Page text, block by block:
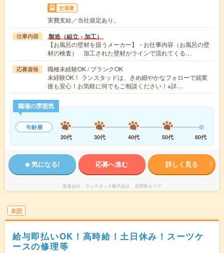
交通費
実費支給／当社規定あり。
仕事内容 製造（組立・加工）
【お風呂の壁材を扱うメーカー】・お仕事内容（お風呂の壁
材の検査） 加工された壁材がラインで流れてくる…
応募資格
職種未経験OK / ブランクOK
未経験OK！ ランスタッドは、きめ細やかなフォローで就業
後も安心！お気軽に何でもご相談ください！※詳…
職場の雰囲気
年齢層
20代
30代 40代 50代 60代
気になる! 応募へ進む 詳しく見る
派遣会社 ランスタッド株式会社 北関東エリア
未読
給与即払いOK！高時給！土日休み！スーツケ
ースの修理等